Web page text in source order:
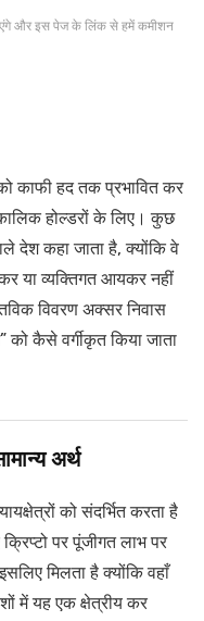
और इस पेज के लिंक से हमें कमीशन
काफी हद तक प्रभावित कर
होल्डरों के लिए। कुछ
देश कहा जाता है, क्योंकि वे
या व्यक्तिगत आयकर नहीं
विवरण अक्सर निवास
कैसे वर्गीकृत किया जाता
अर्थ
को संदर्भित करता है
क्रिप्टो पर पूंजीगत लाभ पर
मिलता है क्योंकि वहाँ
में यह एक क्षेत्रीय कर